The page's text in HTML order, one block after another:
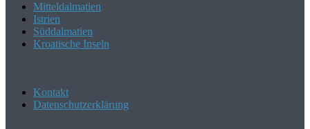
Mitteldalmatien
Istrien
Süddalmatien
Kroatische Inseln
Kontakt
Datenschutzerklärung